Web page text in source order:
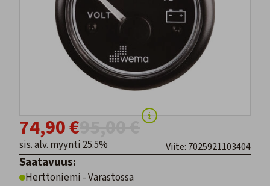
74,90 €
sis. alv. myynti 25.5% Viite: 7025921103404
Saatavuus:
Herttoniemi - Varastossa